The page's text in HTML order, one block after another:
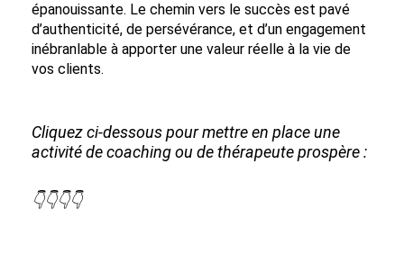
épanouissante. Le chemin vers le succès est pavé
d’authenticité, de persévérance, et d’un engagement
inébranlable à apporter une valeur réelle à la vie de
vos clients.
Cliquez ci-dessous pour mettre en place une
activité de coaching ou de thérapeute prospère :
👇👇👇👇